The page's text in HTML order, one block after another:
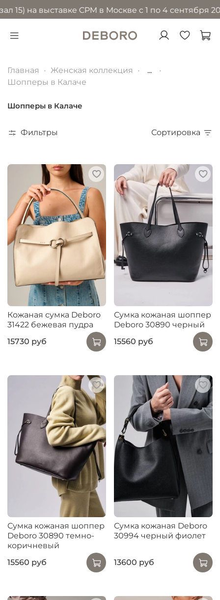
выставке CPM в Москве с 1 по 4 сентября 2026
Главная Женская коллекция
...
Шопперы в Калаче
Шопперы в Калаче
Фильтры Сортировка
Кожаная сумка Deboro
31422 бежевая пудра
15730 руб
Сумка кожаная шоппер
Deboro 30890 черный
15560 руб
Сумка кожаная шоппер
Deboro 30890 темно-
коричневый
15560 руб
Сумка кожаная Deboro
30994 черный фиолет
13600 руб